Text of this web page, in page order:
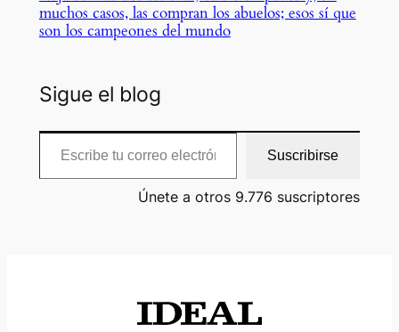
muchos casos, las compran los abuelos; esos sí que
son los campeones del mundo
Sigue el blog
Escribe tu correo electrónico…
Suscribirse
Únete a otros 9.776 suscriptores